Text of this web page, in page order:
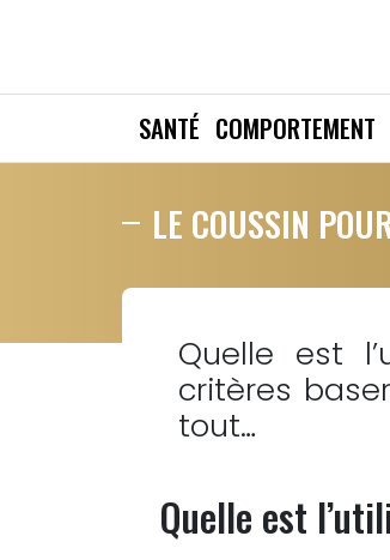
SANTÉ COMPORTEMENT
LE COUSSIN
Quelle est
critères
tout…
Quelle est